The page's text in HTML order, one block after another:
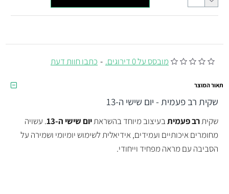
מובסס על 0 דירוגים. - כתבו חוות דעת
תאור המוצר
שקית רב פעמית - יום שישי ה-13
שקיתרב פעמיתבעיצוב מיוחד בהשראתיום שישי ה-13
. עשויה
מחומרים איכותיים ועמידים, אידיאלית לשימוש יומיומי ושמירה על
הסביבה עם מראה מפחיד וייחודי.